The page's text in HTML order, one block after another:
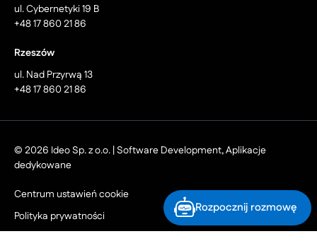
ul. Cybernetyki 19 B
+48 17 860 21 86
Rzeszów
ul. Nad Przyrwą 13
+48 17 860 21 86
© 2026 Ideo Sp. z o.o. | Software Development, Aplikacje
dedykowane
Centrum ustawień cookie
Polityka prywatności
Rozpocznij rozmowę